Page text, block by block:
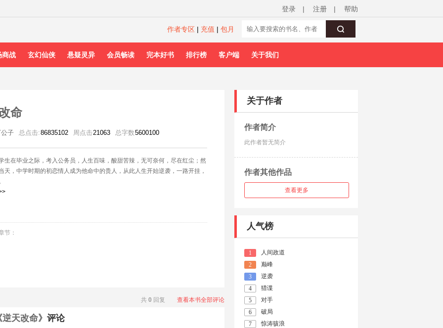
登录 | 注册 | 帮助
作者专区 | 充值 | 包月
商战 玄幻仙侠 悬疑灵异 会员畅读 完本好书 排行榜 客户端 关于我们
命
子 总点击:86835102 周点击21063 总字数5600100
生在毕业之际，考入公务员，人生百味，酸甜苦辣，无可奈何，尽在红尘；然
天，中学时期的初恋情人成为他命中的贵人，从此人生开始逆袭，一路开挂，
节：
查看本书全部评论
共 0 回复
逆天改命》 评论
关于作者
作者简介
此作者暂无简介
作者其他作品
查看更多
人气榜
1
人间政道
2
巅峰
3
逆袭
4
猎谍
5
对手
6
破局
7
惊涛骇浪